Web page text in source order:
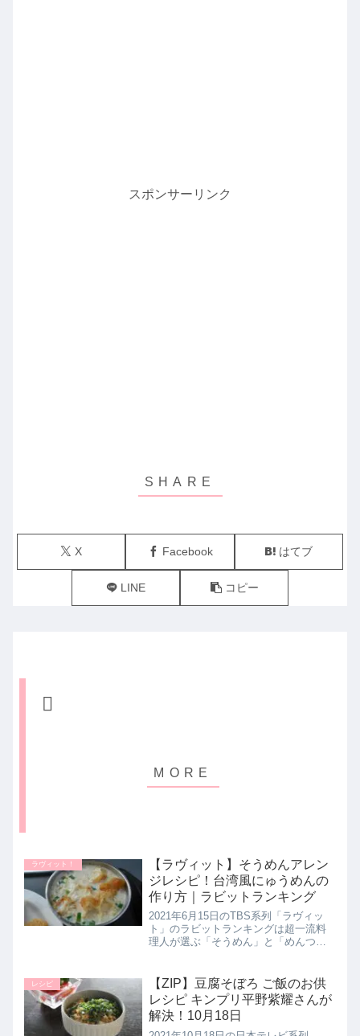
スポンサーリンク
X Facebook はてブ
LINE コピー
ラヴィット！
【ラヴィット】そうめんアレン
ジレシピ！台湾風にゅうめんの
作り方｜ラビットランキング
2021年6月15日のTBS系列「ラヴィッ
ト」のラビットランキングは超一流料
理人が選ぶ「そうめん」と「めんつ
湾風にゅうめん】も教えてくれたので
詳しく紹介します。>>ラヴィッ...
レシピ
【ZIP】豆腐そぼろ ご飯のお供
レシピ キンプリ平野紫耀さんが
解決！10月18日